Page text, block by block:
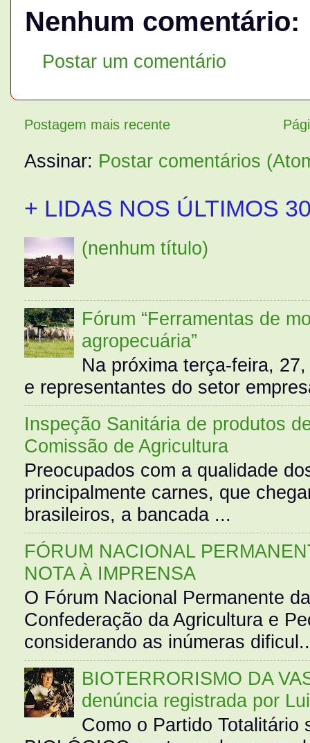
Nenhum comentário:
Postar um comentário
Postagem mais recente
Assinar: Postar comentários
+ LIDAS NOS ÚLTIMOS
(nenhum título)
Fórum “Ferramentas de
agropecuária”
Na próxima terça-feira,
e representantes do setor
Inspeção Sanitária de produtos
Comissão de Agricultura
Preocupados com a qualidade
principalmente carnes, que
brasileiros, a bancada ...
FÓRUM NACIONAL
NOTA À IMPRENSA
O Fórum Nacional Permanente
Confederação da Agricultura e
considerando as inúmeras
BIOTERRORISMO DA
denúncia registrada por
Como o Partido Totalitário